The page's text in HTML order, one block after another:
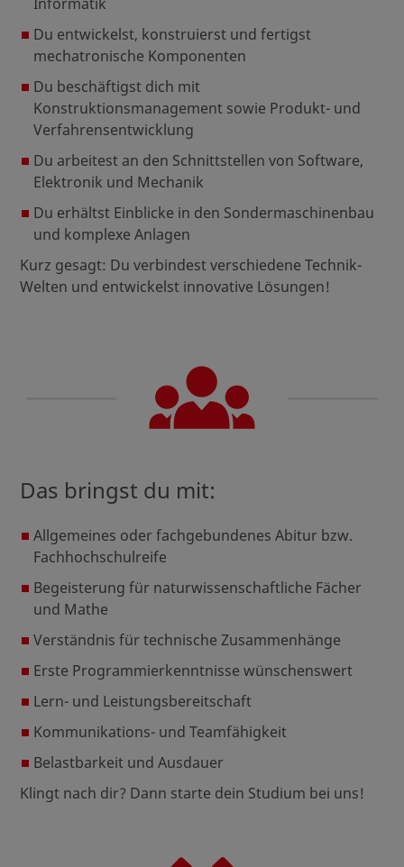
Du entwickelst, konstruierst und fertigst
mechatronische Komponenten
Du beschäftigst dich mit
Konstruktionsmanagement sowie Produkt- und
Verfahrensentwicklung
Du arbeitest an den Schnittstellen von Software,
Elektronik und Mechanik
Du erhältst Einblicke in den Sondermaschinenbau
und komplexe Anlagen
Kurz gesagt: Du verbindest verschiedene Technik-
Welten und entwickelst innovative Lösungen!
Das bringst du mit:
Allgemeines oder fachgebundenes Abitur bzw.
Fachhochschulreife
Begeisterung für naturwissenschaftliche Fächer
und Mathe
Verständnis für technische Zusammenhänge
Erste Programmierkenntnisse wünschenswert
Lern- und Leistungsbereitschaft
Kommunikations- und Teamfähigkeit
Belastbarkeit und Ausdauer
Klingt nach dir? Dann starte dein Studium bei uns!